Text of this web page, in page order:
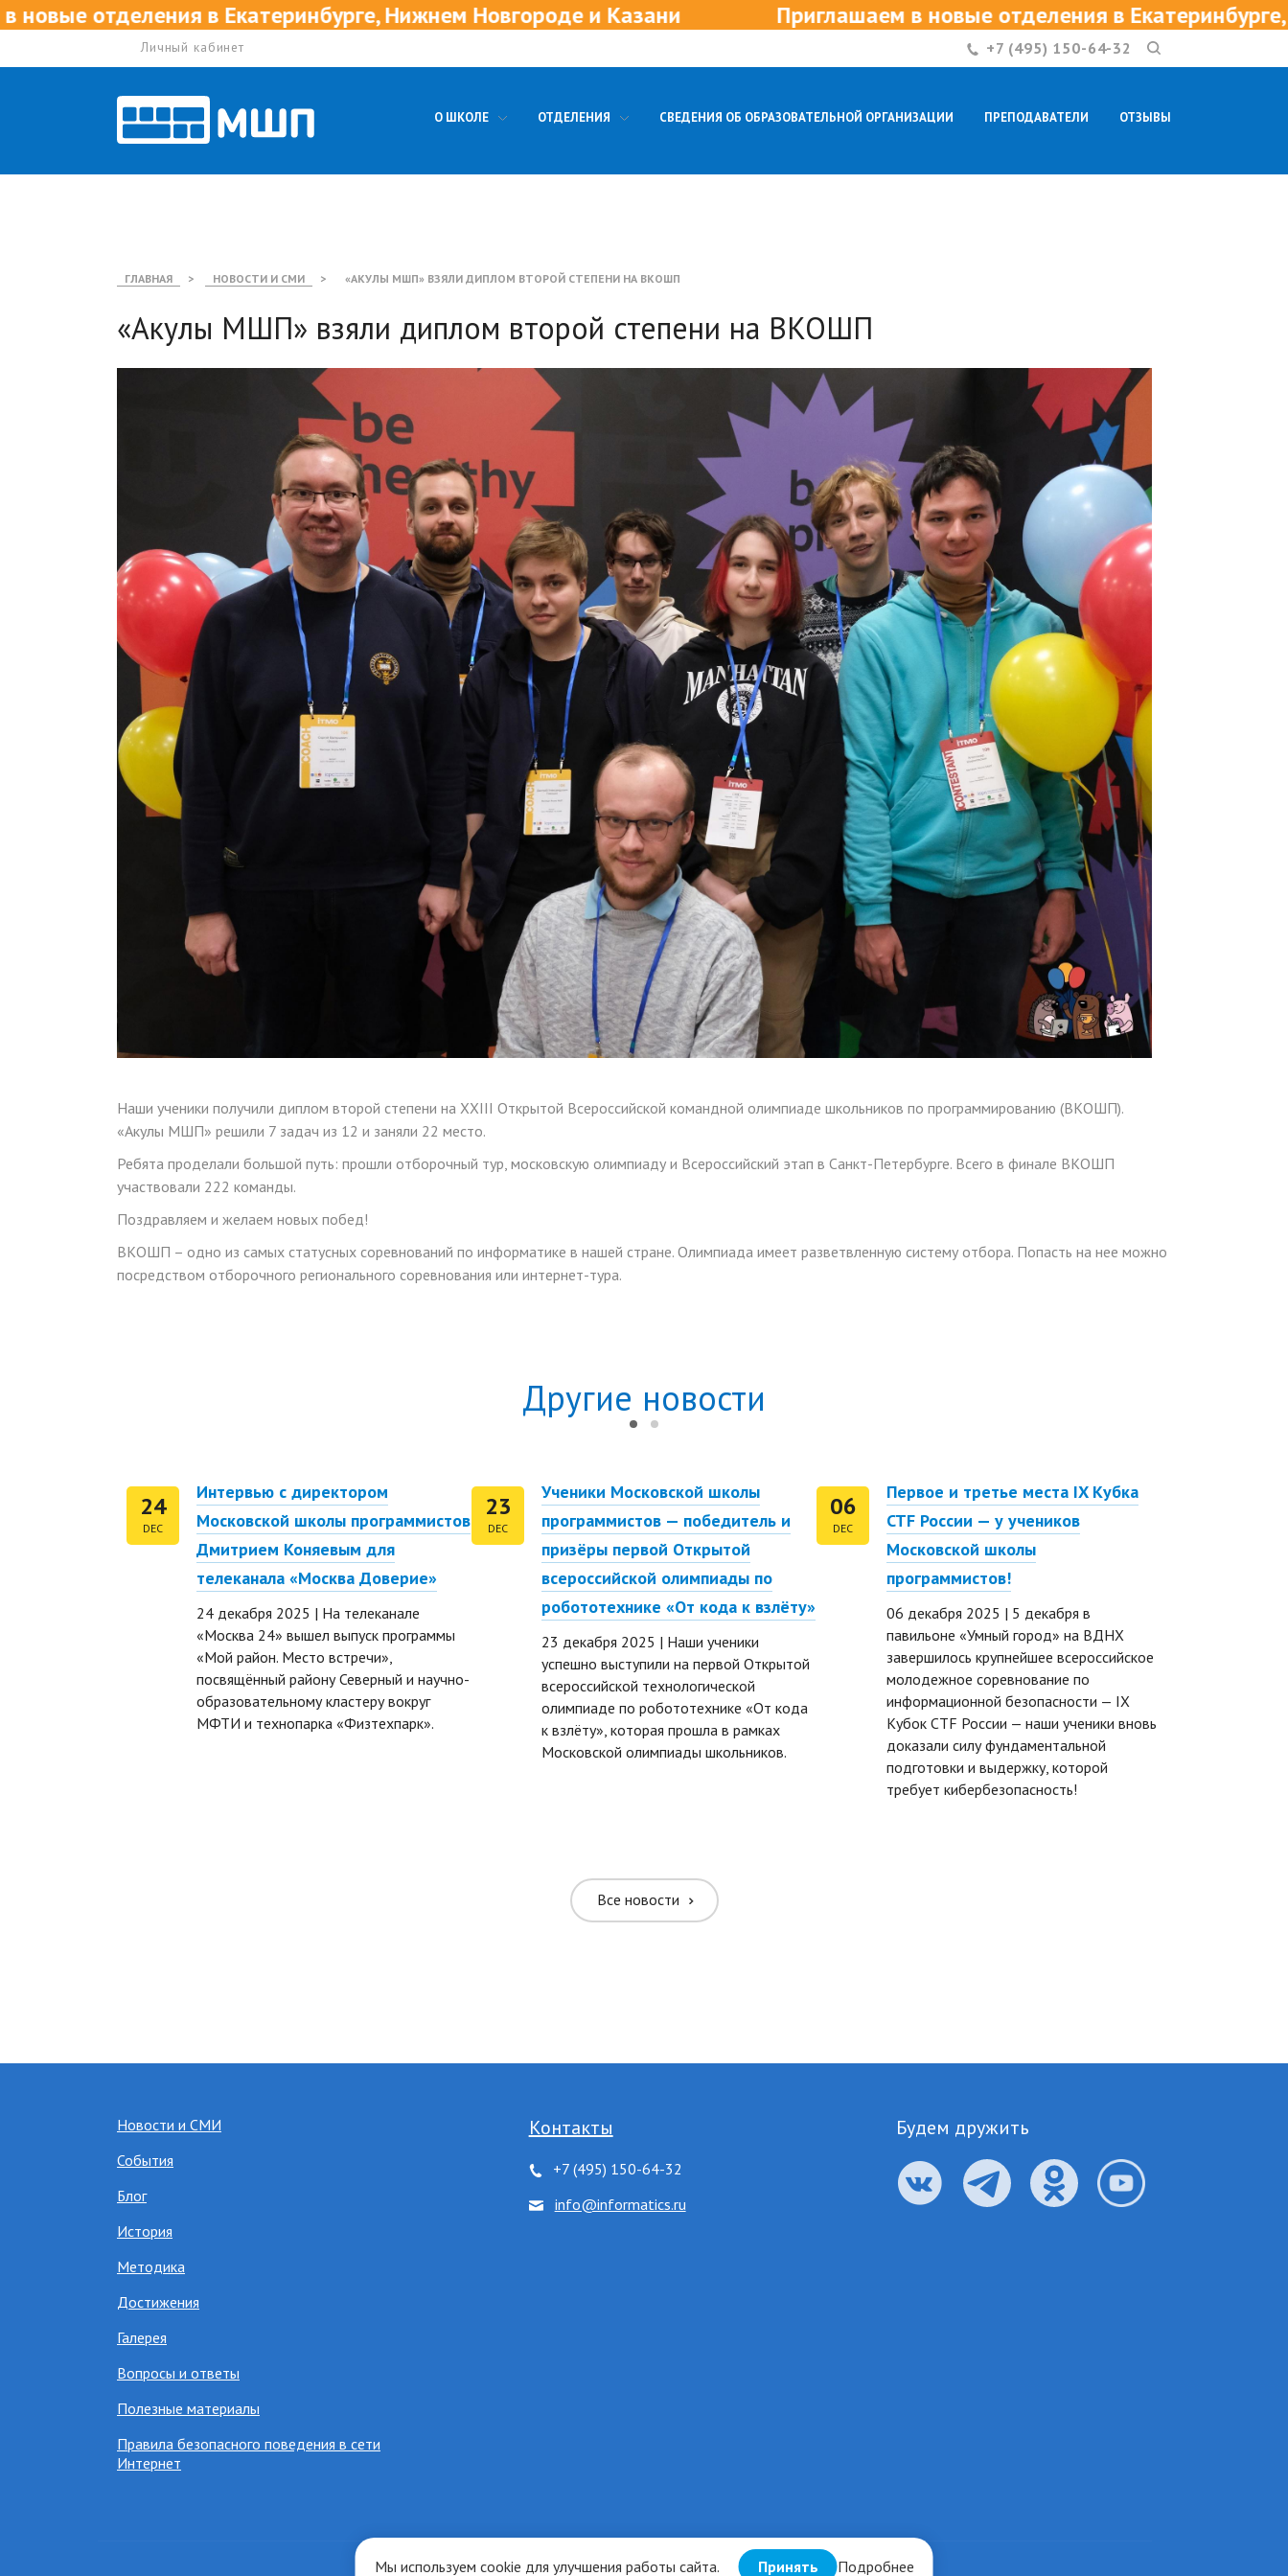
в Екатеринбурге, Нижнем Новгороде и Казани Приглашаем в новые отделения в Екатеринбурге, Нижнем
Личный кабинет +7 (495) 150-64-32
О ШКОЛЕ ОТДЕЛЕНИЯ СВЕДЕНИЯ ОБ ОБРАЗОВАТЕЛЬНОЙ ОРГАНИЗАЦИИ ПРЕПОДАВАТЕЛИ ОТЗЫВЫ
ГЛАВНАЯ > НОВОСТИ И СМИ > «АКУЛЫ МШП» ВЗЯЛИ ДИПЛОМ ВТОРОЙ СТЕПЕНИ НА ВКОШП
«Акулы МШП» взяли диплом второй степени на ВКОШП
Наши ученики получили диплом второй степени на XXIII Открытой Всероссийской командной олимпиаде школьников по программированию (ВКОШП).
«Акулы МШП» решили 7 задач из 12 и заняли 22 место.
Ребята проделали большой путь: прошли отборочный тур, московскую олимпиаду и Всероссийский этап в Санкт-Петербурге. Всего в финале ВКОШП
участвовали 222 команды.
Поздравляем и желаем новых побед!
ВКОШП – одно из самых статусных соревнований по информатике в нашей стране. Олимпиада имеет разветвленную систему отбора. Попасть на нее можно
посредством отборочного регионального соревнования или интернет-тура.
Другие новости
24
DEC
Интервью с директором
Московской школы программистов
Дмитрием Коняевым для
телеканала «Москва Доверие»
24 декабря 2025 | На телеканале
«Москва 24» вышел выпуск программы
«Мой район. Место встречи»,
посвящённый району Северный и научно-
образовательному кластеру вокруг
МФТИ и технопарка «Физтехпарк».
23
DEC
Ученики Московской школы
программистов — победитель и
призёры первой Открытой
всероссийской олимпиады по
робототехнике «От кода к взлёту»
23 декабря 2025 | Наши ученики
успешно выступили на первой Открытой
всероссийской технологической
олимпиаде по робототехнике «От кода
к взлёту», которая прошла в рамках
Московской олимпиады школьников.
06
DEC
Первое и третье места IX Кубка
CTF России — у учеников
Московской школы
программистов!
06 декабря 2025 | 5 декабря в
павильоне «Умный город» на ВДНХ
завершилось крупнейшее всероссийское
молодежное соревнование по
информационной безопасности — IX
Кубок CTF России — наши ученики вновь
доказали силу фундаментальной
подготовки и выдержку, которой
требует кибербезопасность!
Все новости
Новости и СМИ
События
Блог
История
Методика
Достижения
Галерея
Вопросы и ответы
Полезные материалы
Правила безопасного поведения в сети
Интернет
Контакты
+7 (495) 150-64-32
info@informatics.ru
Будем дружить
Мы используем cookie для улучшения работы сайта. Принять Подробнее